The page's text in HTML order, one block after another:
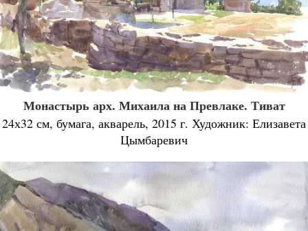
Монастырь арх. Михаила на Превлаке. Тиват
24х32 см, бумага, акварель, 2015 г. Художник: Елизавета
Цымбаревич